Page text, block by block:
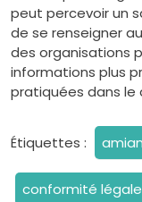
peut percevoir un
de se renseigner
des organisations
informations plus
pratiquées dans le
Étiquettes :
conformité légale